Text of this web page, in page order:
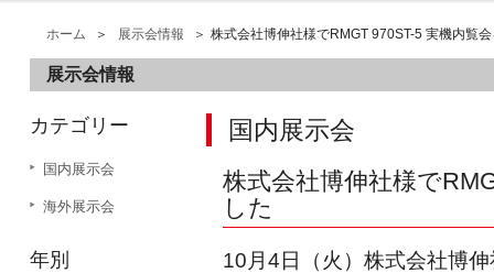
ホーム 展示会情報 株式会社博伸社様でRMGT 970ST-5 実機内覧
展示会情報
国内展示会
株式会社博伸社様で
した
10月4日（火）株式会社博
カテゴリー
国内展示会
海外展示会
年別